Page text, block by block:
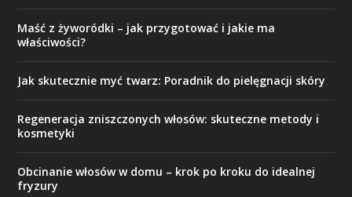
Maść z żyworódki – jak przygotować i jakie ma
właściwości?
Jak skutecznie myć twarz: Poradnik do pielęgnacji skóry
Regeneracja zniszczonych włosów: skuteczne metody i
kosmetyki
Obcinanie włosów w domu – krok po kroku do idealnej
fryzury